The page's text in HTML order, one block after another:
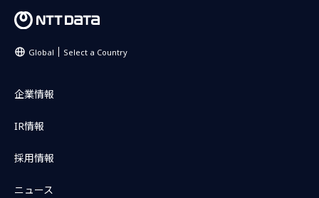
Global Select a Country
企業情報
IR情報
採用情報
ニュース